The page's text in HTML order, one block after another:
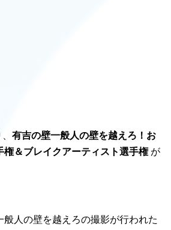
有吉の壁一般人の壁を越えろ！お
権＆ブレイクアーティスト選手権が
人の壁を越えろの撮影が行われた